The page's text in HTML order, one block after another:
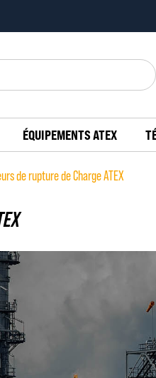
ÉQUIPEMENTS ATEX
de rupture de Charge ATEX